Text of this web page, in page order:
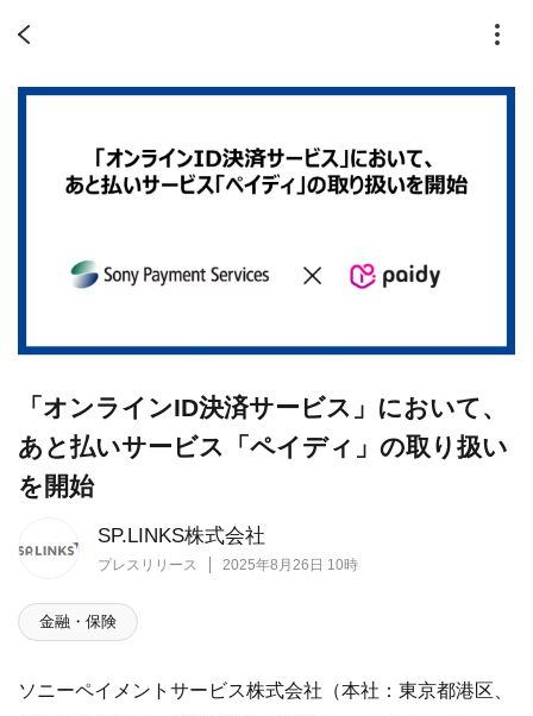
SP.LINKS株式会社
プレスリリース 2025年8月26日 10時
「オンラインID決済サービス」において、
あと払いサービス「ペイディ」の取り扱い
を開始
金融・保険
ソニーペイメントサービス株式会社（本社：東京都港区、